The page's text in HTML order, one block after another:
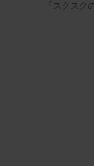
「スクス